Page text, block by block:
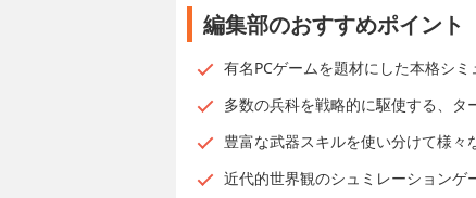
編集部のおすすめポイント
有名PCゲームを題材にした本格シ
多数の兵科を戦略的に駆使する、タ
豊富な武器スキルを使い分けて様々
近代的世界観のシュミレーションゲ